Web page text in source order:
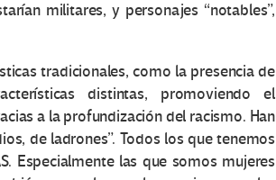
militares, y personajes “notables”,
tradicionales, como la presencia de
distintas, promoviendo el
a la profundización del racismo. Han
de ladrones”. Todos los que tenemos
Especialmente las que somos mujeres